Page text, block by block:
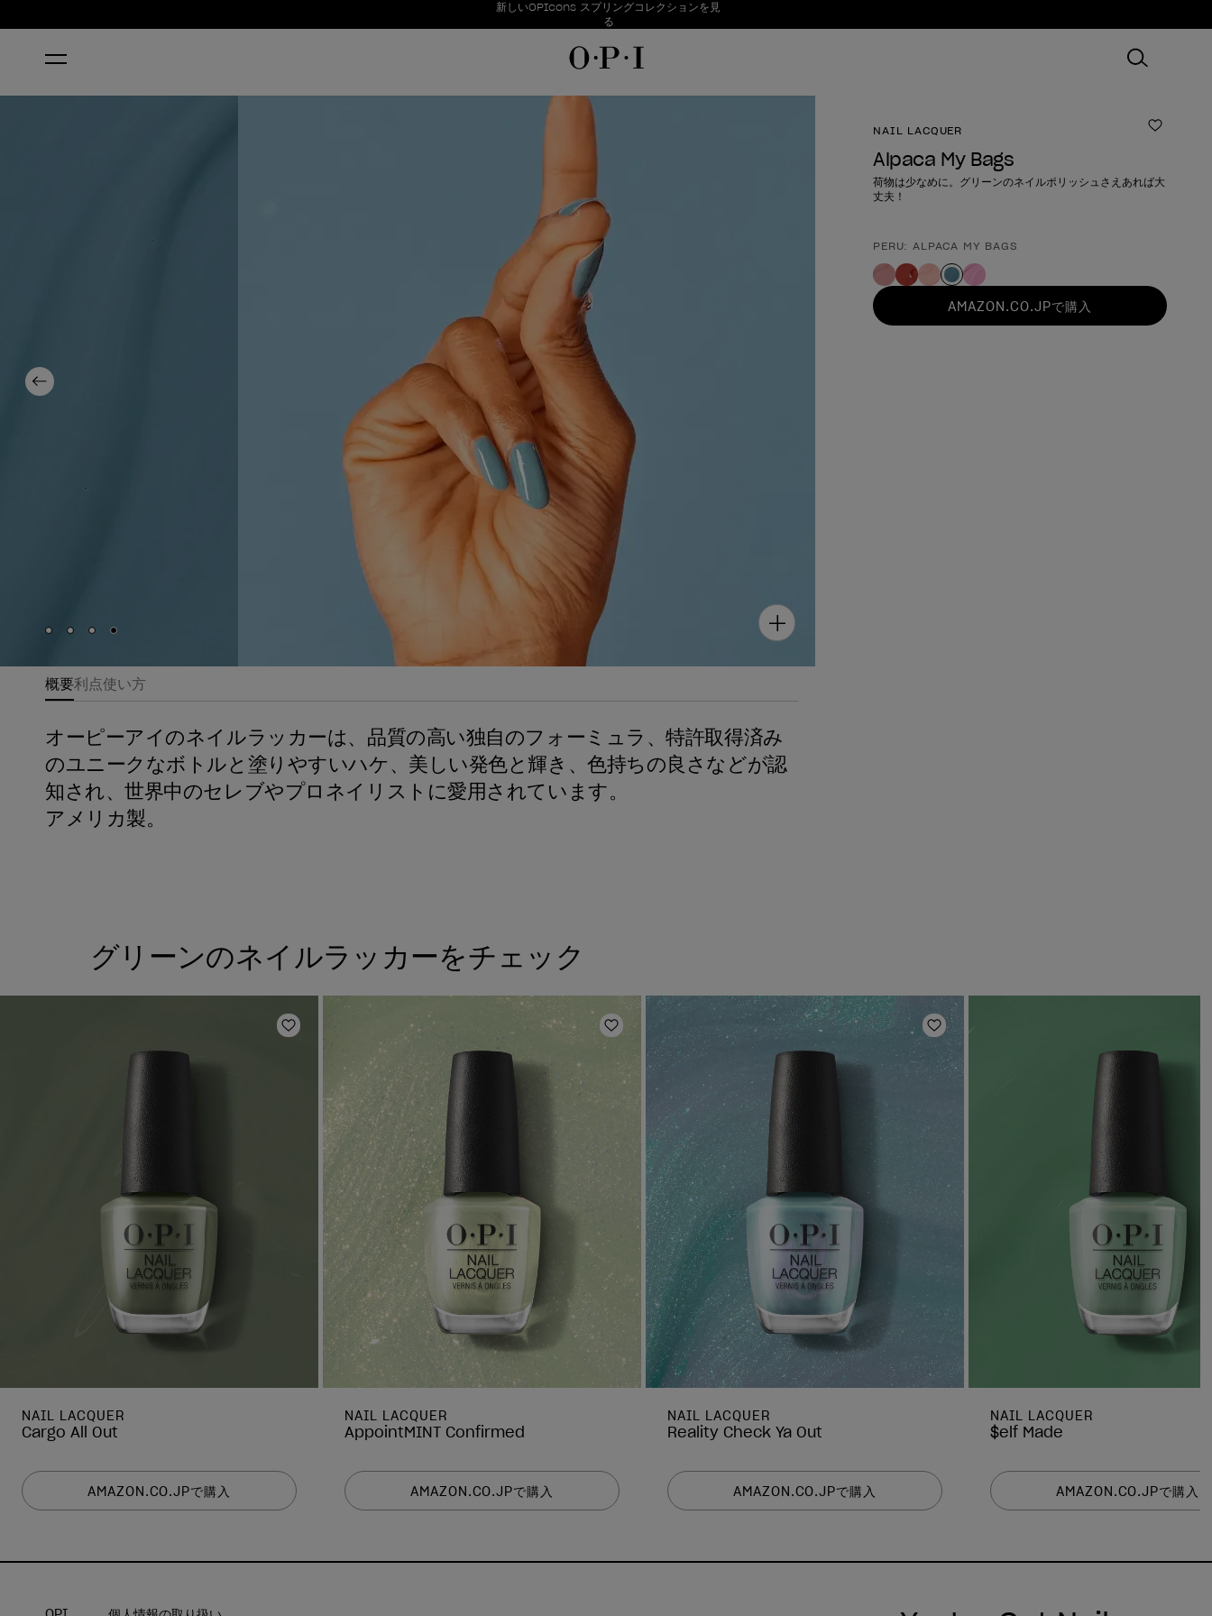
お得情報新しいOPIcons スプリングコレクションを見
る
Item 1 of 1
Previous
Skip to slide
Skip to slide
Skip to slide
Skip to slide
NAIL LACQUER ほしい
Alpaca My Bags
荷物は少なめに。グリーンのネイルポリッシュさえあれば大
丈夫！
製品形態
PERU: ALPACA MY BAGS
AMAZON.CO.JPで購入
概要利点使い方
オーピーアイのネイルラッカーは、品質の高い独自のフォーミュラ、特許取得済み
のユニークなボトルと塗りやすいハケ、美しい発色と輝き、色持ちの良さなどが認
知され、世界中のセレブやプロネイリストに愛用されています。
アメリカ製。
グリーンのネイルラッカーをチェック
ほしいものリストに追加
NAIL LACQUER
Cargo All Out
AMAZON.CO.JPで購入
ほしいものリストに追加
NAIL LACQUER
AppointMINT Confirmed
AMAZON.CO.JPで購入
ほしいものリストに追加
NAIL LACQUER
Reality Check Ya Out
AMAZON.CO.JPで購入
NAIL LACQUER
$elf Made
AMAZON.CO.JPで購入